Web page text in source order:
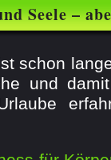
Seele –
schon
und